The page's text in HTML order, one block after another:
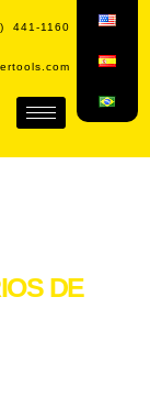
441-1160
DE